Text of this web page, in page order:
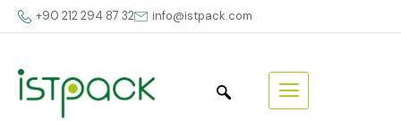
+90 212 294 87 32 info@istpack.com